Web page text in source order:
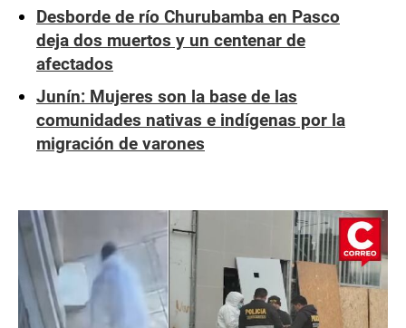
Desborde de río Churubamba en Pasco
deja dos muertos y un centenar de
afectados
Junín: Mujeres son la base de las
comunidades nativas e indígenas por la
migración de varones